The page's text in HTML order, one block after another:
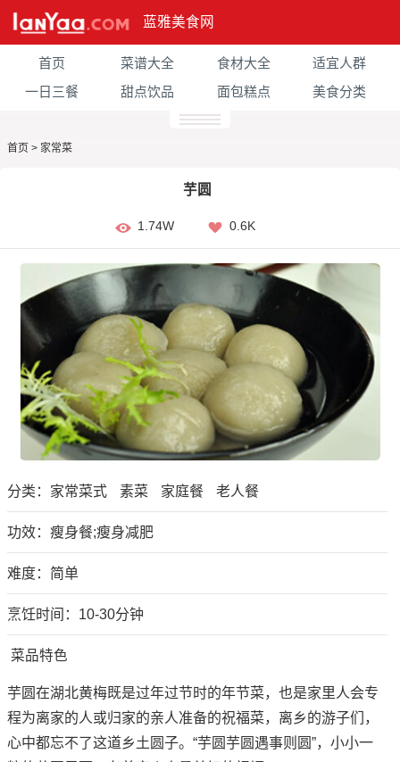
蓝雅美食网
首页 菜谱大全 食材大全
适宜人群
一日三餐
甜点饮品 面包糕点 美食分类
首页 > 家常菜
芋圆
1.74W 0.6K
分类： 家常菜式 素菜 家庭餐 老人餐
功效：瘦身餐;瘦身减肥
难度：简单
烹饪时间：10-30分钟
菜品特色
芋圆在湖北黄梅既是过年过节时的年节菜，也是家里人会专
程为离家的人或归家的亲人准备的祝福菜，离乡的游子们，
心中都忘不了这道乡土圆子。“芋圆芋圆遇事则圆”，小小一